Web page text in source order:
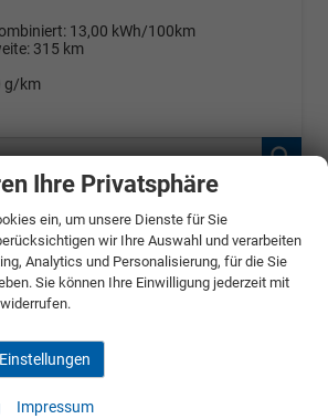
13,00 kWh/100km
315 km
g/km
BLIESKASTEL
AUSSENLAGER
Ihre Privatsphäre
ein, um unsere Dienste für Sie
wir Ihre Auswahl und verarbeiten
Analytics und Personalisierung, für die Sie
Sie können Ihre Einwilligung jederzeit mit
Einstellungen
Impressum